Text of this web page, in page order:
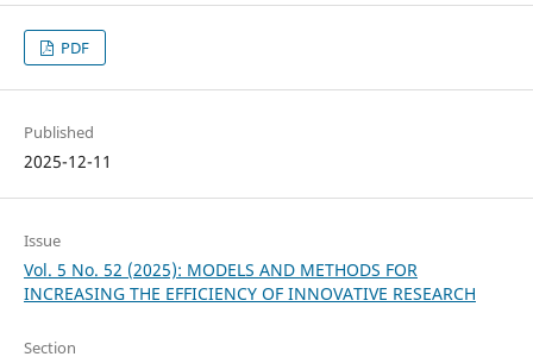
PDF
Published
2025-12-11
Issue
Vol. 5 No. 52 (2025): MODELS AND METHODS FOR
INCREASING THE EFFICIENCY OF INNOVATIVE RESEARCH
Section